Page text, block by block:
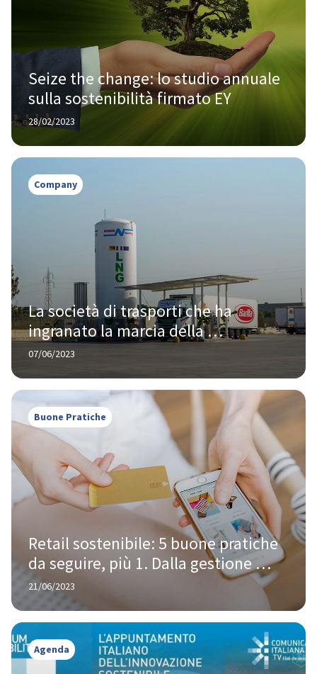
Seize the change: lo studio annuale
sulla sostenibilità firmato EY
28/02/2023
Company
La società di trasporti che ha
ingranato la marcia della
sostenibilità
07/06/2023
Buone Pratiche
Retail sostenibile: 5 buone pratiche
da seguire, più 1. Dalla gestione
degli imballaggi alla omnicanalità
21/06/2023
Agenda